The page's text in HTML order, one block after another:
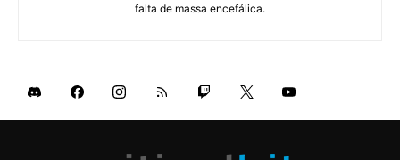
falta de massa encefálica.